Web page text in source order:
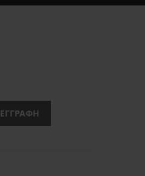
ΕΓΓΡΑΦΗ